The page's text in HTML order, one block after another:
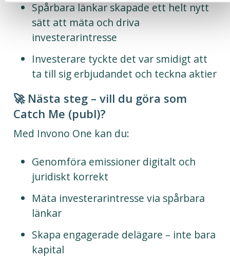
Spårbara länkar skapade ett helt nytt
sätt att mäta och driva
investerarintresse
Investerare tyckte det var smidigt att
ta till sig erbjudandet och teckna aktier
🚀 Nästa steg – vill du göra som
Catch Me (publ)?
Med Invono One kan du:
Genomföra emissioner digitalt och
juridiskt korrekt
Mäta investerarintresse via spårbara
länkar
Skapa engagerade delägare – inte bara
kapital